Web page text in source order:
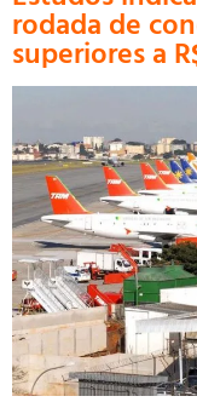
rodada de
superiores a